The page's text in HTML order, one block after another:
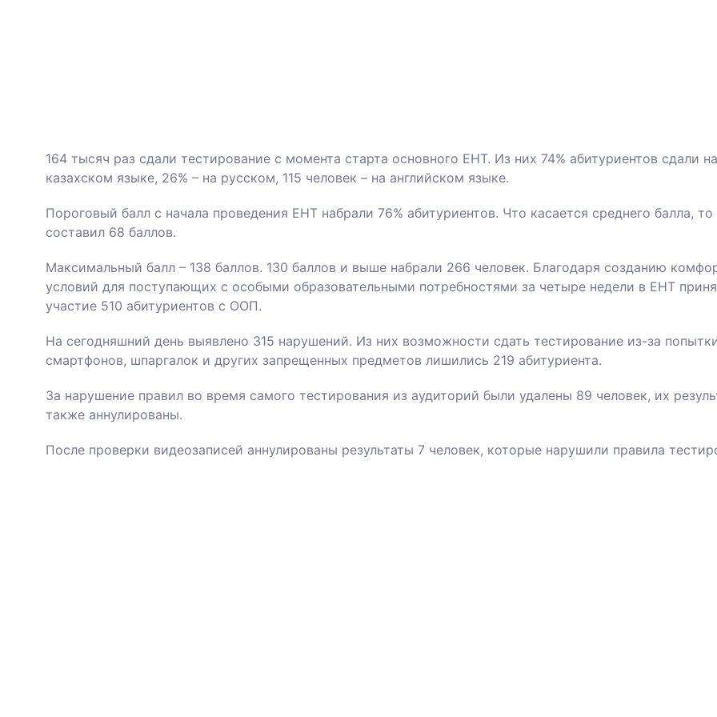
164 тысяч раз сдали тестирование с момента старта основного ЕНТ. Из них 74% абитуриентов сдали на
казахском языке, 26% – на русском, 115 человек – на английском языке.
Пороговый балл с начала проведения ЕНТ набрали 76% абитуриентов. Что касается среднего балла, то
составил 68 баллов.
Максимальный балл – 138 баллов. 130 баллов и выше набрали 266 человек. Благодаря созданию
условий для поступающих с особыми образовательными потребностями за четыре недели в ЕНТ
участие 510 абитуриентов с ООП.
На сегодняшний день выявлено 315 нарушений. Из них возможности сдать тестирование из-за
смартфонов, шпаргалок и других запрещенных предметов лишились 219 абитуриента.
За нарушение правил во время самого тестирования из аудиторий были удалены 89 человек, их
также аннулированы.
После проверки видеозаписей аннулированы результаты 7 человек, которые нарушили правила